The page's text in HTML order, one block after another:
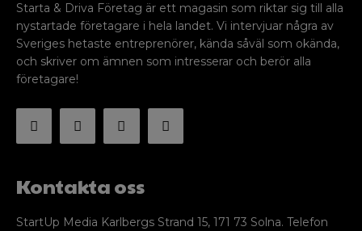
Starta & Driva Företag är ett magasin som riktar sig till alla
nystartade företagare i hela landet. Vi intervjuar några av
Sveriges hetaste entreprenörer, kända såväl som okända,
och skriver om ämnen som intresserar och berör alla
företagare!
Kontakta oss
StartUp Media Karlbergs Strand 15, 171 73 Solna. Telefon